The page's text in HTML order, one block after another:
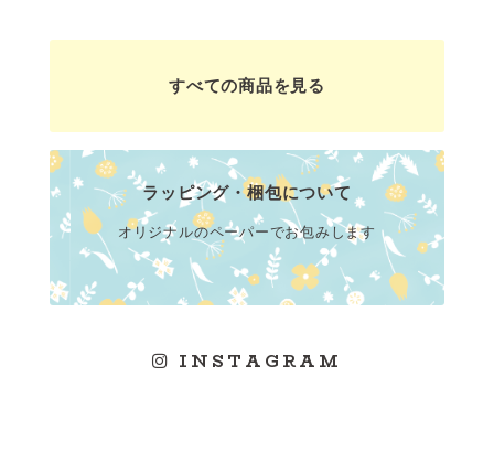
すべての商品を見る
ラッピング・梱包について
オリジナルのペーパーでお包みします
INSTAGRAM